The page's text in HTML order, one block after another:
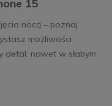
15
nocą – poznaj
możliwości
nawet w słabym